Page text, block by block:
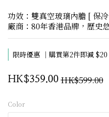
功效：雙真空玻璃內膽 [ 保
廠商：80年香港品牌，歷史
限時優惠 ｜購買第2件即減
HK$359.00 HK$599.00
Color